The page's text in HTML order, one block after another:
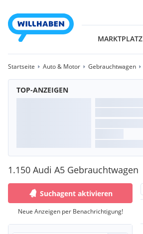
MARKTPLATZ
Startseite Auto & Motor Gebrauchtwagen
TOP-ANZEIGEN
1.150 Audi A5 Gebrauchtwagen
Suchagent aktivieren
Neue Anzeigen per Benachrichtigung!